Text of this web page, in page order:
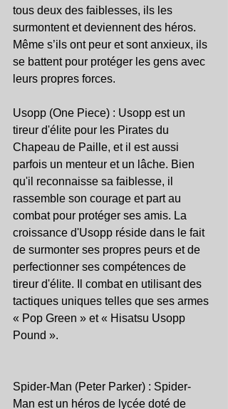
tous deux des faiblesses, ils les
surmontent et deviennent des héros.
Même s’ils ont peur et sont anxieux, ils
se battent pour protéger les gens avec
leurs propres forces.
Usopp (One Piece) : Usopp est un
tireur d'élite pour les Pirates du
Chapeau de Paille, et il est aussi
parfois un menteur et un lâche. Bien
qu'il reconnaisse sa faiblesse, il
rassemble son courage et part au
combat pour protéger ses amis. La
croissance d'Usopp réside dans le fait
de surmonter ses propres peurs et de
perfectionner ses compétences de
tireur d'élite. Il combat en utilisant des
tactiques uniques telles que ses armes
« Pop Green » et « Hisatsu Usopp
Pound ».
Spider-Man (Peter Parker) : Spider-
Man est un héros de lycée doté de